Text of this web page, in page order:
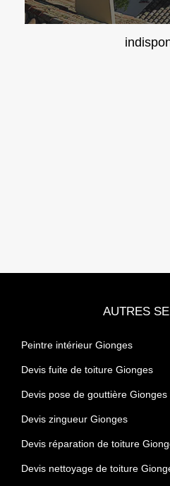
AUTRES
Peintre intérieur Gionges
Devis fuite de toiture Gionges
Devis pose de gouttière Gionges
Devis zingueur Gionges
Devis réparation de toiture
Devis nettoyage de toiture